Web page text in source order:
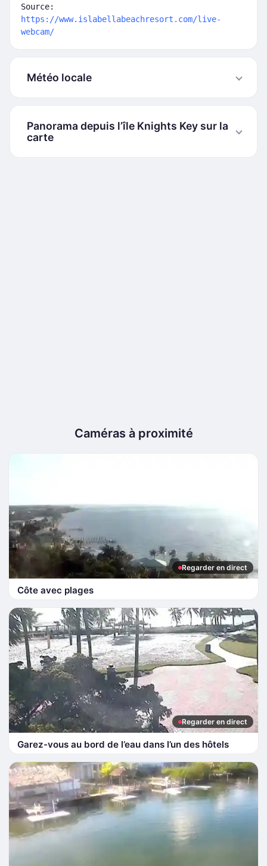
Source:
https://www.islabellabeachresort.com/live-
webcam/
Météo locale
Panorama depuis l’île Knights Key sur la
carte
Caméras à proximité
Regarder en direct
Côte avec plages
Regarder en direct
Garez-vous au bord de l’eau dans l’un des hôtels